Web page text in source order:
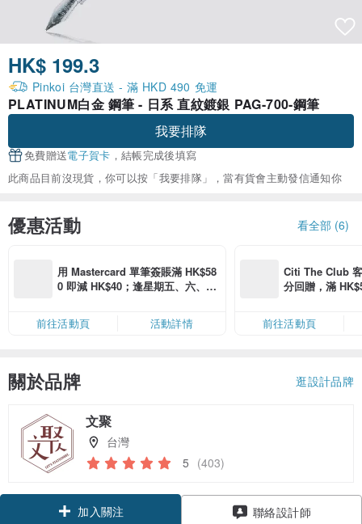
HK$ 199.3
Pinkoi 台灣直送 - 滿 HKD 490 免運
PLATINUM白金 鋼筆 - 日系 直紋鍍銀 PAG-700-鋼筆
我要排隊
免費贈送電子賀卡 ，結帳完成後填寫
此商品目前沒現貨，你可以按「我要排隊」，當有貨會主動發信通知你
優惠活動 看全部 (6)
用 Mastercard 單筆簽賬滿 HK$58
0 即減 HK$40；逢星期五、六、日
限，額滿即止，僅限「常用信用
卡」結帳）
前往活動頁 活動詳情
Citi The Club
分回贈，滿
前往活動頁
關於品牌 逛設計品牌
文聚
台灣
5 (403)
加入關注 聯絡設計師